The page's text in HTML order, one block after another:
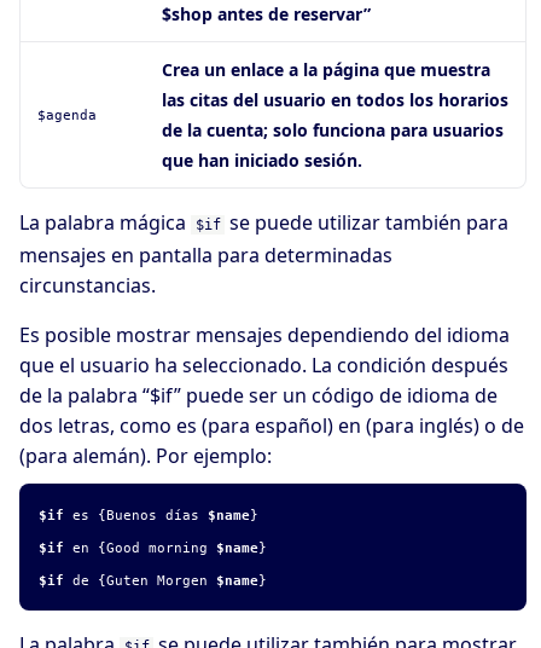
$shop antes de reservar”
$agenda
Crea un enlace a la página que muestra
las citas del usuario en todos los horarios
de la cuenta; solo funciona para usuarios
que han iniciado sesión.
La palabra mágica $if se puede utilizar también para
mensajes en pantalla para determinadas
circunstancias.
Es posible mostrar mensajes dependiendo del idioma
que el usuario ha seleccionado. La condición después
de la palabra “$if” puede ser un código de idioma de
dos letras, como es (para español) en (para inglés) o de
(para alemán). Por ejemplo:
$if es {Buenos días $name}
$if en {Good morning $name}
$if de {Guten Morgen $name}